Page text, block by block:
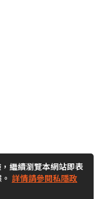
繼續瀏覽本網站即表
詳情請參閱私隱政